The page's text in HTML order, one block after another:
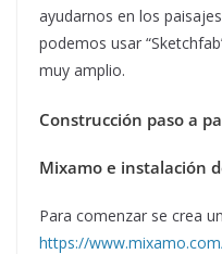
ayudarnos en los
podemos usar
muy amplio.
Construcción paso a
Mixamo e instalación
Para comenzar se crea
https://